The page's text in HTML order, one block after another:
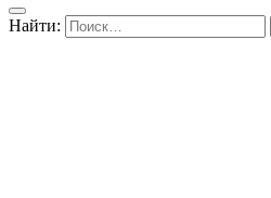
Найти: